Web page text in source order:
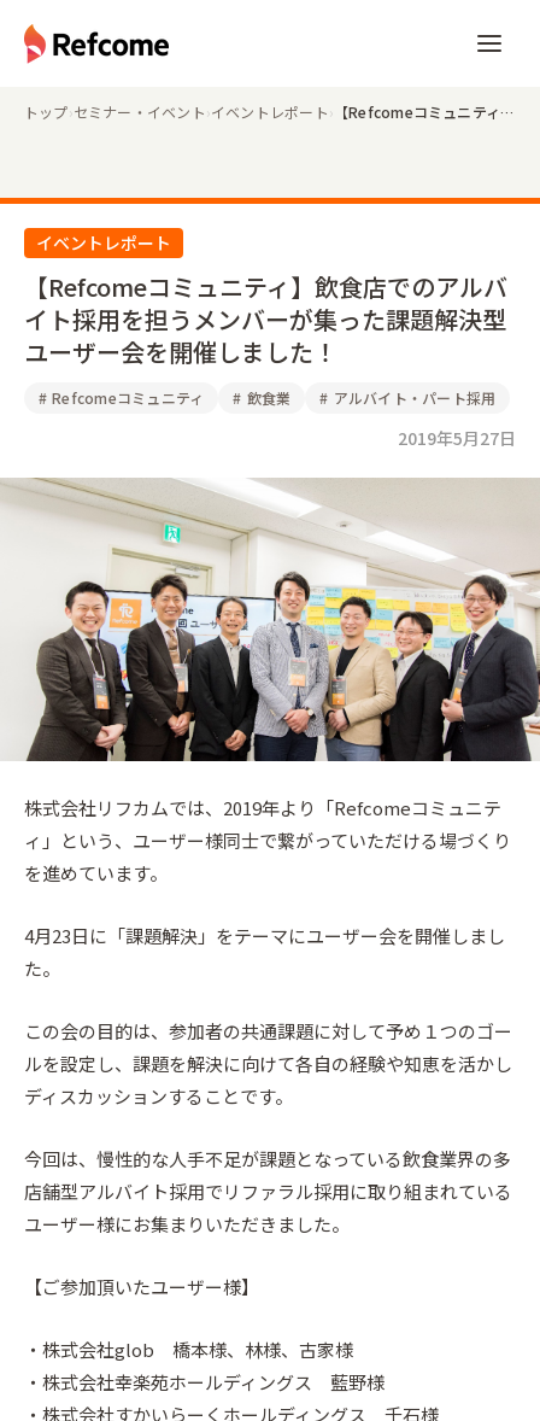
トップ›セミナー・イベント›イベントレポート› 【Refcomeコミュニティ】飲食店でのアルバイト採用を担うメンバーが集った課題解決型ユーザー会を開催しました！
イベントレポート
【Refcomeコミュニティ】飲食店でのアルバ
イト採用を担うメンバーが集った課題解決型
ユーザー会を開催しました！
# Refcomeコミュニティ # 飲食業 # アルバイト・パート採用
2019年5月27日
株式会社リフカムでは、2019年より「Refcomeコミュニテ
ィ」という、ユーザー様同士で繋がっていただける場づくり
を進めています。
4月23日に「課題解決」をテーマにユーザー会を開催しまし
た。
この会の目的は、参加者の共通課題に対して予め１つのゴー
ルを設定し、課題を解決に向けて各自の経験や知恵を活かし
ディスカッションすることです。
今回は、慢性的な人手不足が課題となっている飲食業界の多
店舗型アルバイト採用でリファラル採用に取り組まれている
ユーザー様にお集まりいただきました。
【ご参加頂いたユーザー様】
・株式会社glob 橋本様、林様、古家様
・株式会社幸楽苑ホールディングス 藍野様
・株式会社すかいらーくホールディングス 千石様